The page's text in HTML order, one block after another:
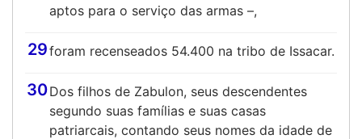
aptos para o serviço das armas –,
29foram recenseados 54.400 na tribo de Issacar.
30Dos filhos de Zabulon, seus descendentes
segundo suas famílias e suas casas
patriarcais, contando seus nomes da idade de